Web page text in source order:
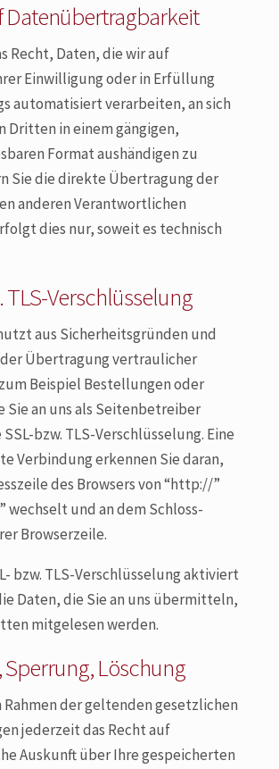
Datenübertragbarkeit
Recht, Daten, die wir auf
Einwilligung oder in Erfüllung
automatisiert verarbeiten, an sich
Dritten in einem gängigen,
Format aushändigen zu
Sie die direkte Übertragung der
anderen Verantwortlichen
dies nur, soweit es technisch
TLS-Verschlüsselung
aus Sicherheitsgründen und
Übertragung vertraulicher
Beispiel Bestellungen oder
Sie an uns als Seitenbetreiber
bzw. TLS-Verschlüsselung. Eine
Verbindung erkennen Sie daran,
des Browsers von “http://”
wechselt und an dem Schloss-
Browserzeile.
bzw. TLS-Verschlüsselung aktiviert
Daten, die Sie an uns übermitteln,
mitgelesen werden.
Sperrung, Löschung
Rahmen der geltenden gesetzlichen
jederzeit das Recht auf
Auskunft über Ihre gespeicherten